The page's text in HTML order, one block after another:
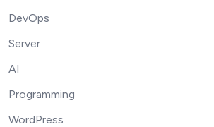
DevOps
Server
AI
Programming
WordPress